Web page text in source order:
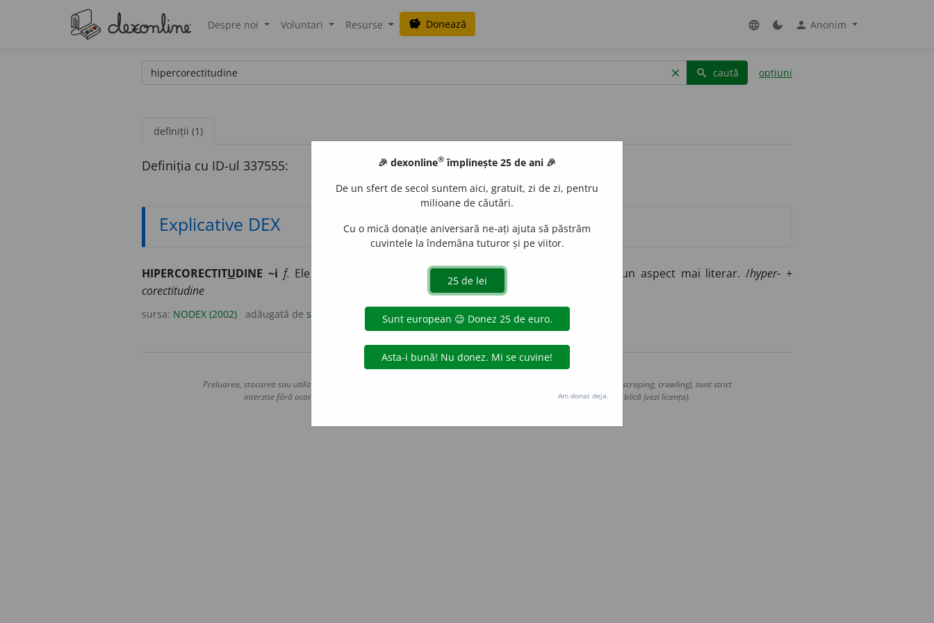
Despre noi Voluntari Resurse savings Donează language dark_mode person Anonim
clear search caută opțiuni
definiții (1)
Definiția cu ID-ul 337555:
Explicative DEX
HIPERCORECTITUDINE ~i f. Element de limbă folosit greșit din intenția de a da frazei un aspect mai literar. /hyper- +
corectitudine
sursa: NODEX (2002) adăugată de siveco
Copyright © 2004-2026 dexonline (https://dexonline.ro)
Preluarea, stocarea sau utilizarea datelor de pe acest site, inclusiv prin orice metode de extragere automată (web scraping, crawling), sunt strict
interzise fără acordul nostru prealabil scris, cu excepția seturilor de date oferite oficial spre utilizare publică (vezi licența).
🎉 dexonline® împlinește 25 de ani 🎉
De un sfert de secol suntem aici, gratuit, zi de zi, pentru
milioane de căutări.
Cu o mică donație aniversară ne-ați ajuta să păstrăm
cuvintele la îndemâna tuturor și pe viitor.
Am donat deja.